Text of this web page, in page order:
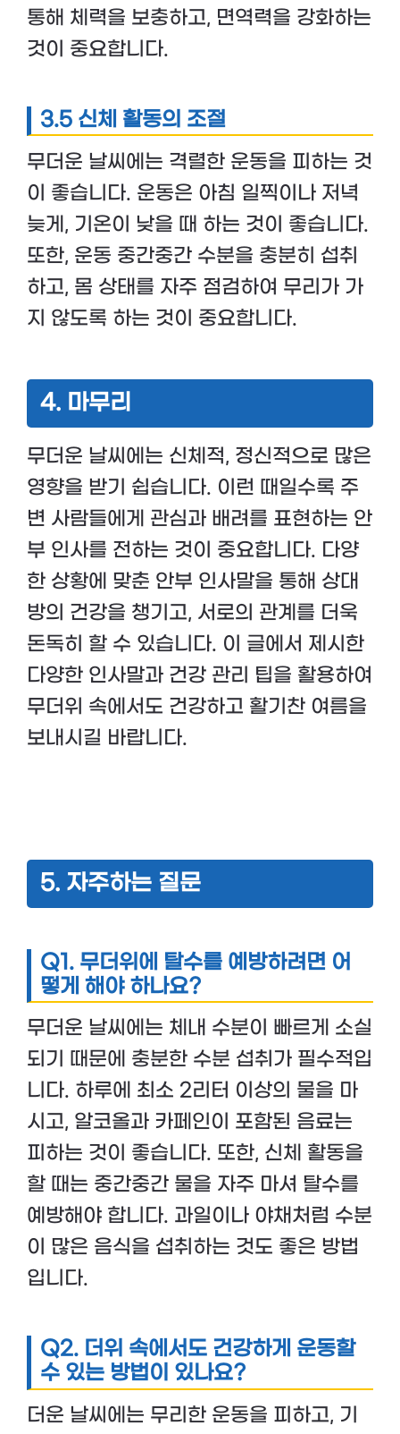
통해 체력을 보충하고, 면역력을 강화하는
것이 중요합니다.
3.5 신체 활동의 조절
무더운 날씨에는 격렬한 운동을 피하는 것
이 좋습니다. 운동은 아침 일찍이나 저녁
늦게, 기온이 낮을 때 하는 것이 좋습니다.
또한, 운동 중간중간 수분을 충분히 섭취
하고, 몸 상태를 자주 점검하여 무리가 가
지 않도록 하는 것이 중요합니다.
4. 마무리
무더운 날씨에는 신체적, 정신적으로 많은
영향을 받기 쉽습니다. 이런 때일수록 주
변 사람들에게 관심과 배려를 표현하는 안
부 인사를 전하는 것이 중요합니다. 다양
한 상황에 맞춘 안부 인사말을 통해 상대
방의 건강을 챙기고, 서로의 관계를 더욱
돈독히 할 수 있습니다. 이 글에서 제시한
다양한 인사말과 건강 관리 팁을 활용하여
무더위 속에서도 건강하고 활기찬 여름을
보내시길 바랍니다.
5. 자주하는 질문
Q1. 무더위에 탈수를 예방하려면 어
떻게 해야 하나요?
무더운 날씨에는 체내 수분이 빠르게 소실
되기 때문에 충분한 수분 섭취가 필수적입
니다. 하루에 최소 2리터 이상의 물을 마
시고, 알코올과 카페인이 포함된 음료는
피하는 것이 좋습니다. 또한, 신체 활동을
할 때는 중간중간 물을 자주 마셔 탈수를
예방해야 합니다. 과일이나 야채처럼 수분
이 많은 음식을 섭취하는 것도 좋은 방법
입니다.
Q2. 더위 속에서도 건강하게 운동할
수 있는 방법이 있나요?
더운 날씨에는 무리한 운동을 피하고, 기